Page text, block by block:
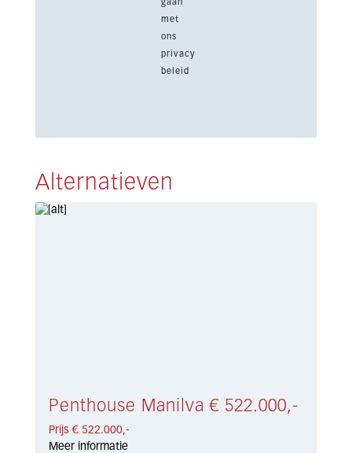
met
ons
privacy
beleid
Alternatieven
Penthouse Manilva € 522.000,-
Prijs € 522.000,-
Meer informatie